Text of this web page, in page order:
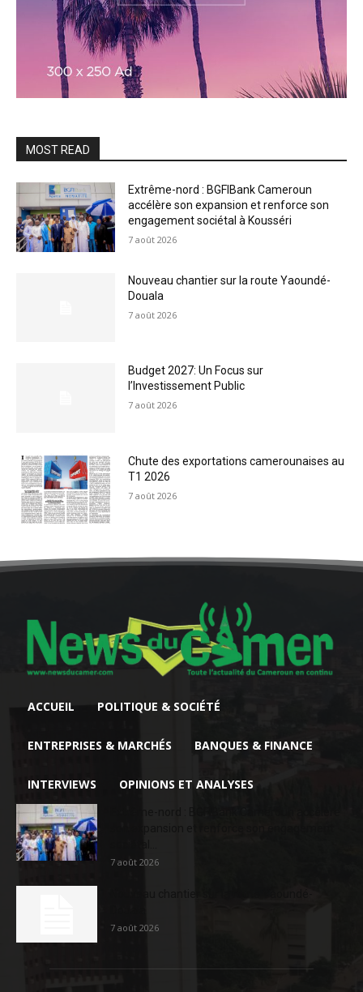
MOST READ
Extrême-nord : BGFIBank Cameroun
accélère son expansion et renforce son
engagement sociétal à Kousséri
7 août 2026
Nouveau chantier sur la route Yaoundé-
Douala
7 août 2026
Budget 2027: Un Focus sur
l’Investissement Public
7 août 2026
Chute des exportations camerounaises au
T1 2026
7 août 2026
ACCUEIL POLITIQUE & SOCIÉTÉ
ENTREPRISES & MARCHÉS BANQUES & FINANCE
INTERVIEWS OPINIONS ET ANALYSES
7 août 2026
7 août 2026